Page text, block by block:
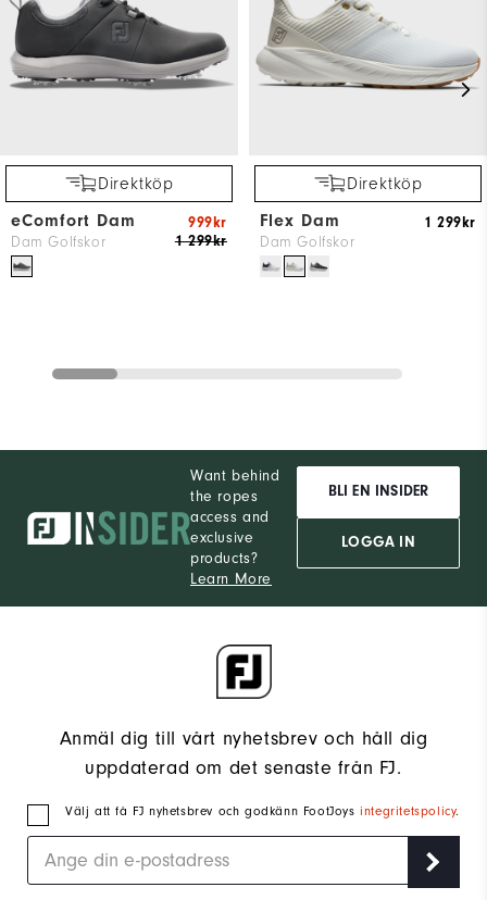
Direktköp
eComfort Dam
Dam Golfskor 1 299kr
999kr
Direktköp
Flex Dam
Dam Golfskor
1 299kr
Want behind
the ropes
access and
exclusive
products?
Learn More
BLI EN INSIDER
LOGGA IN
Anmäl dig till vårt nyhetsbrev och håll dig
uppdaterad om det senaste från FJ.
Välj att få FJ nyhetsbrev och godkänn FootJoysintegritetspolicy.